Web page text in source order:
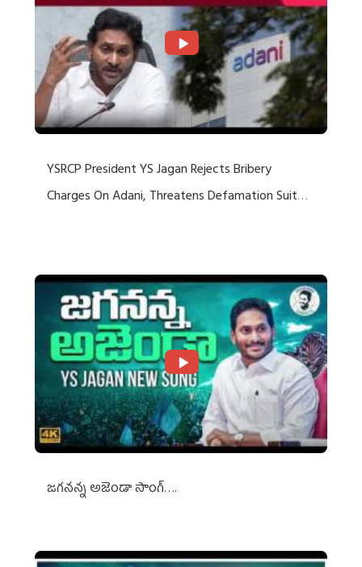
YSRCP President YS Jagan Rejects Bribery
Charges On Adani, Threatens Defamation Suit
జగనన్న అజెండా సాంగ్….